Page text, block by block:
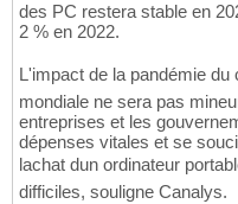
des PC restera stable en
2 % en 2022.
L'impact de la pandémie du
mondiale ne sera pas
entreprises et les
dépenses vitales et se
lachat dun ordinateur
difficiles, souligne Canalys.